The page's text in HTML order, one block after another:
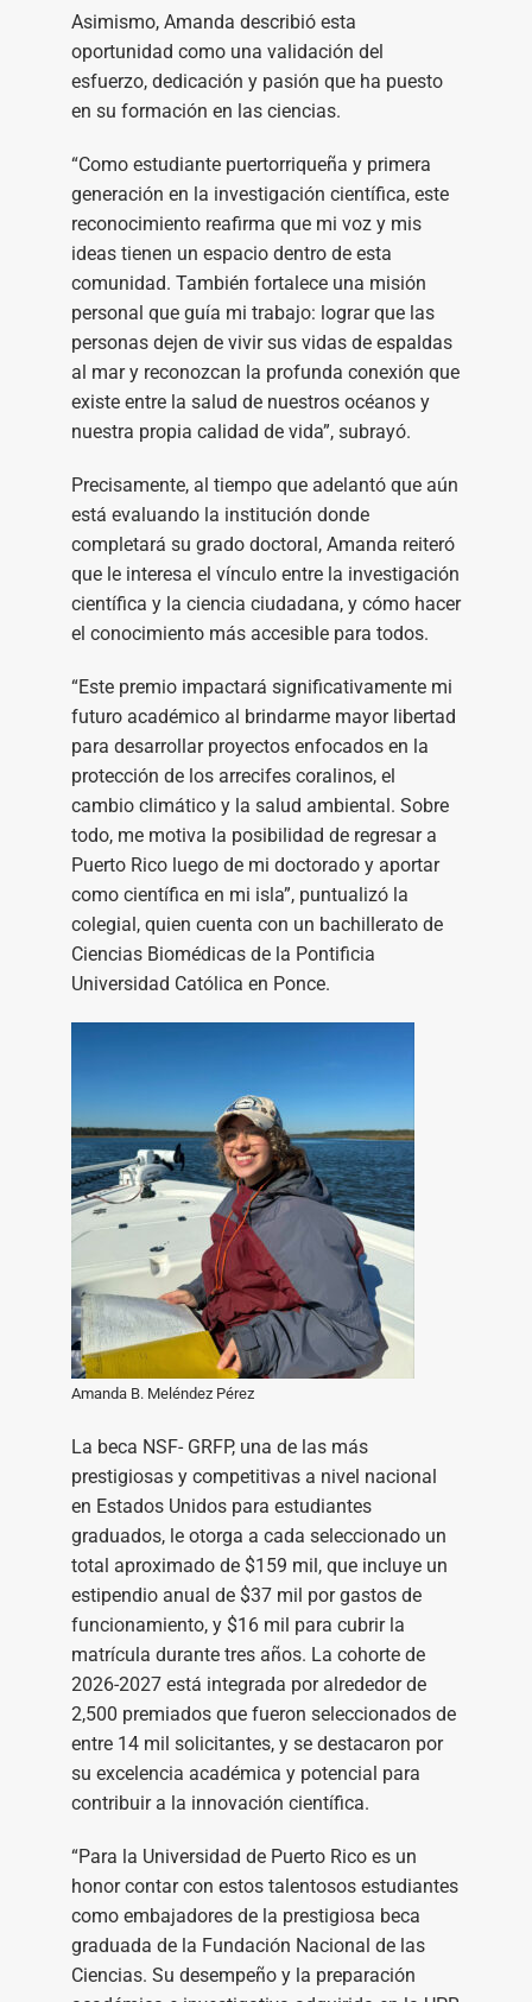
Asimismo, Amanda describió esta
oportunidad como una validación del
esfuerzo, dedicación y pasión que ha puesto
en su formación en las ciencias.
“Como estudiante puertorriqueña y primera
generación en la investigación científica, este
reconocimiento reafirma que mi voz y mis
ideas tienen un espacio dentro de esta
comunidad. También fortalece una misión
personal que guía mi trabajo: lograr que las
personas dejen de vivir sus vidas de espaldas
al mar y reconozcan la profunda conexión que
existe entre la salud de nuestros océanos y
nuestra propia calidad de vida”, subrayó.
Precisamente, al tiempo que adelantó que aún
está evaluando la institución donde
completará su grado doctoral, Amanda reiteró
que le interesa el vínculo entre la investigación
científica y la ciencia ciudadana, y cómo hacer
el conocimiento más accesible para todos.
“Este premio impactará significativamente mi
futuro académico al brindarme mayor libertad
para desarrollar proyectos enfocados en la
protección de los arrecifes coralinos, el
cambio climático y la salud ambiental. Sobre
todo, me motiva la posibilidad de regresar a
Puerto Rico luego de mi doctorado y aportar
como científica en mi isla”, puntualizó la
colegial, quien cuenta con un bachillerato de
Ciencias Biomédicas de la Pontificia
Universidad Católica en Ponce.
Amanda B. Meléndez Pérez
La beca NSF- GRFP, una de las más
prestigiosas y competitivas a nivel nacional
en Estados Unidos para estudiantes
graduados, le otorga a cada seleccionado un
total aproximado de $159 mil, que incluye un
estipendio anual de $37 mil por gastos de
funcionamiento, y $16 mil para cubrir la
matrícula durante tres años. La cohorte de
2026-2027 está integrada por alrededor de
2,500 premiados que fueron seleccionados de
entre 14 mil solicitantes, y se destacaron por
su excelencia académica y potencial para
contribuir a la innovación científica.
“Para la Universidad de Puerto Rico es un
honor contar con estos talentosos estudiantes
como embajadores de la prestigiosa beca
graduada de la Fundación Nacional de las
Ciencias. Su desempeño y la preparación